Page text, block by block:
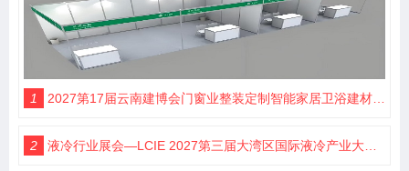
1 2027第17届云南建博会门窗业整装定制智能家居卫浴建材展会
2 液冷行业展会—LCIE 2027第三届大湾区国际液冷产业大会暨展览会（深圳）